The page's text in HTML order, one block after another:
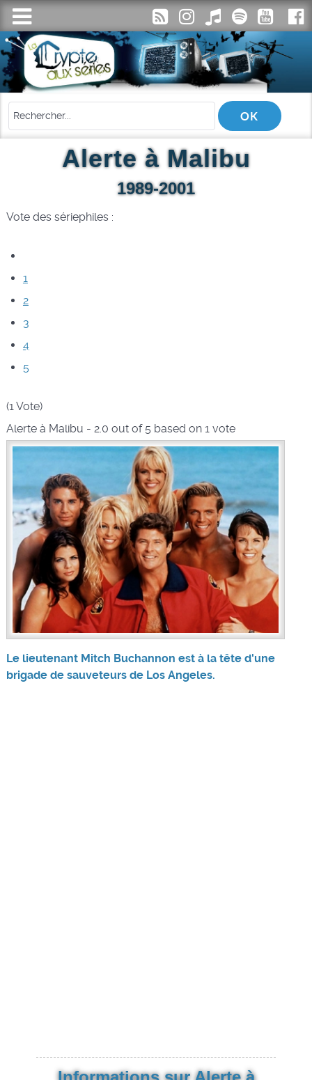
Alerte à Malibu
1989-2001
Vote des sériephiles :
1
2
3
4
5
(1 Vote)
Alerte à Malibu - 2.0 out of 5 based on 1vote
Le lieutenant Mitch Buchannon est à la tête d'une
brigade de sauveteurs de Los Angeles.